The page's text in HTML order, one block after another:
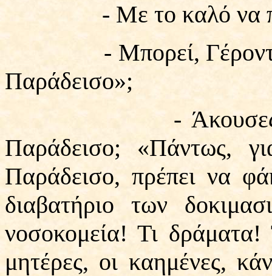
- Με το καλό να πας
- Μπορεί, Γέροντα,
Παράδεισο»;
- Άκουσες εσύ
Παράδεισο; «Πάντως,
Παράδεισο, πρέπει να
διαβατήριο των
νοσοκομεία! Τι
μητέρες, οι καημένες,